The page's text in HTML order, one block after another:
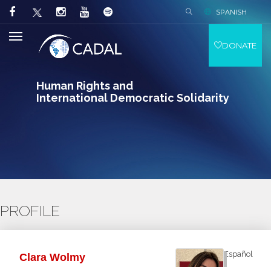
Human Rights and
International Democratic Solidarity
SPANISH
DONATE
PROFILE
Español
Clara Wolmy